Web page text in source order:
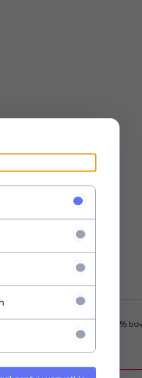
wykończenie Skład: 100%